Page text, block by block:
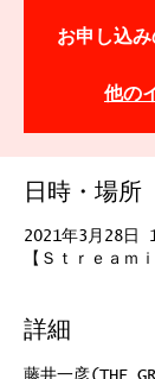
お申し込
他の
日時・場所
2021年3月28日
【Ｓｔｒｅａｍ
詳細
藤井一彦(THE